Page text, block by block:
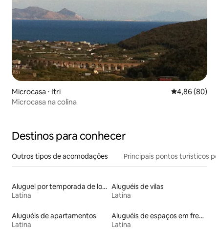
Microcasa ⋅ Itri 4,86 de uma
4,86 (80)
Microcasa na colina
Destinos para conhecer
Outros tipos de acomodações Principais pontos turísticos
Aluguel por temporada de lofts
Latina
Aluguéis de vilas
Latina
Aluguéis de apartamentos
Latina
Aluguéis de espaços em frente à praia
Latina